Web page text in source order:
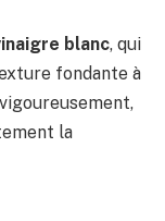
blanc, qui
fondante à
la